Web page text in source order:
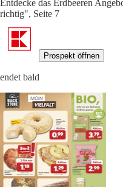
Entdecke das Erdbeeren
richtig", Seite 7
Prospekt öffnen
endet bald